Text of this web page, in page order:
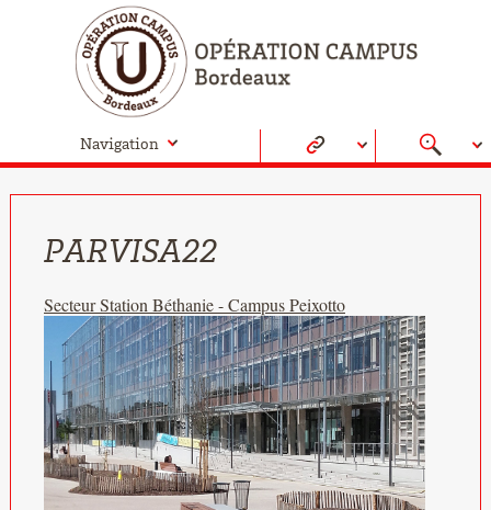
Navigation
PARVISA22
Secteur Station Béthanie - Campus Peixotto